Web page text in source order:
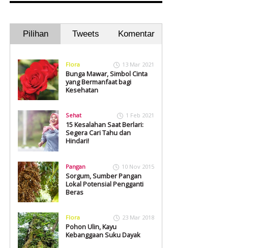
Pilihan Tweets Komentar
Flora 13 Mar 2021
Bunga Mawar, Simbol Cinta
yang Bermanfaat bagi
Kesehatan
Sehat 1 Feb 2021
15 Kesalahan Saat Berlari:
Segera Cari Tahu dan
Hindari!
Pangan 10 Nov 2015
Sorgum, Sumber Pangan
Lokal Potensial Pengganti
Beras
Flora 23 Mar 2018
Pohon Ulin, Kayu
Kebanggaan Suku Dayak